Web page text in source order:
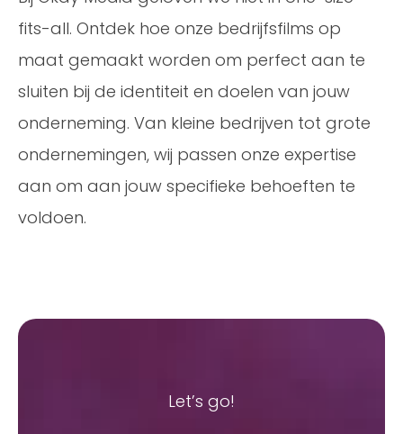
fits-all. Ontdek hoe onze bedrijfsfilms op
maat gemaakt worden om perfect aan te
sluiten bij de identiteit en doelen van jouw
onderneming. Van kleine bedrijven tot grote
ondernemingen, wij passen onze expertise
aan om aan jouw specifieke behoeften te
voldoen.
Let’s go!